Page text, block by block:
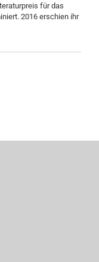
für das
2016 erschien ihr